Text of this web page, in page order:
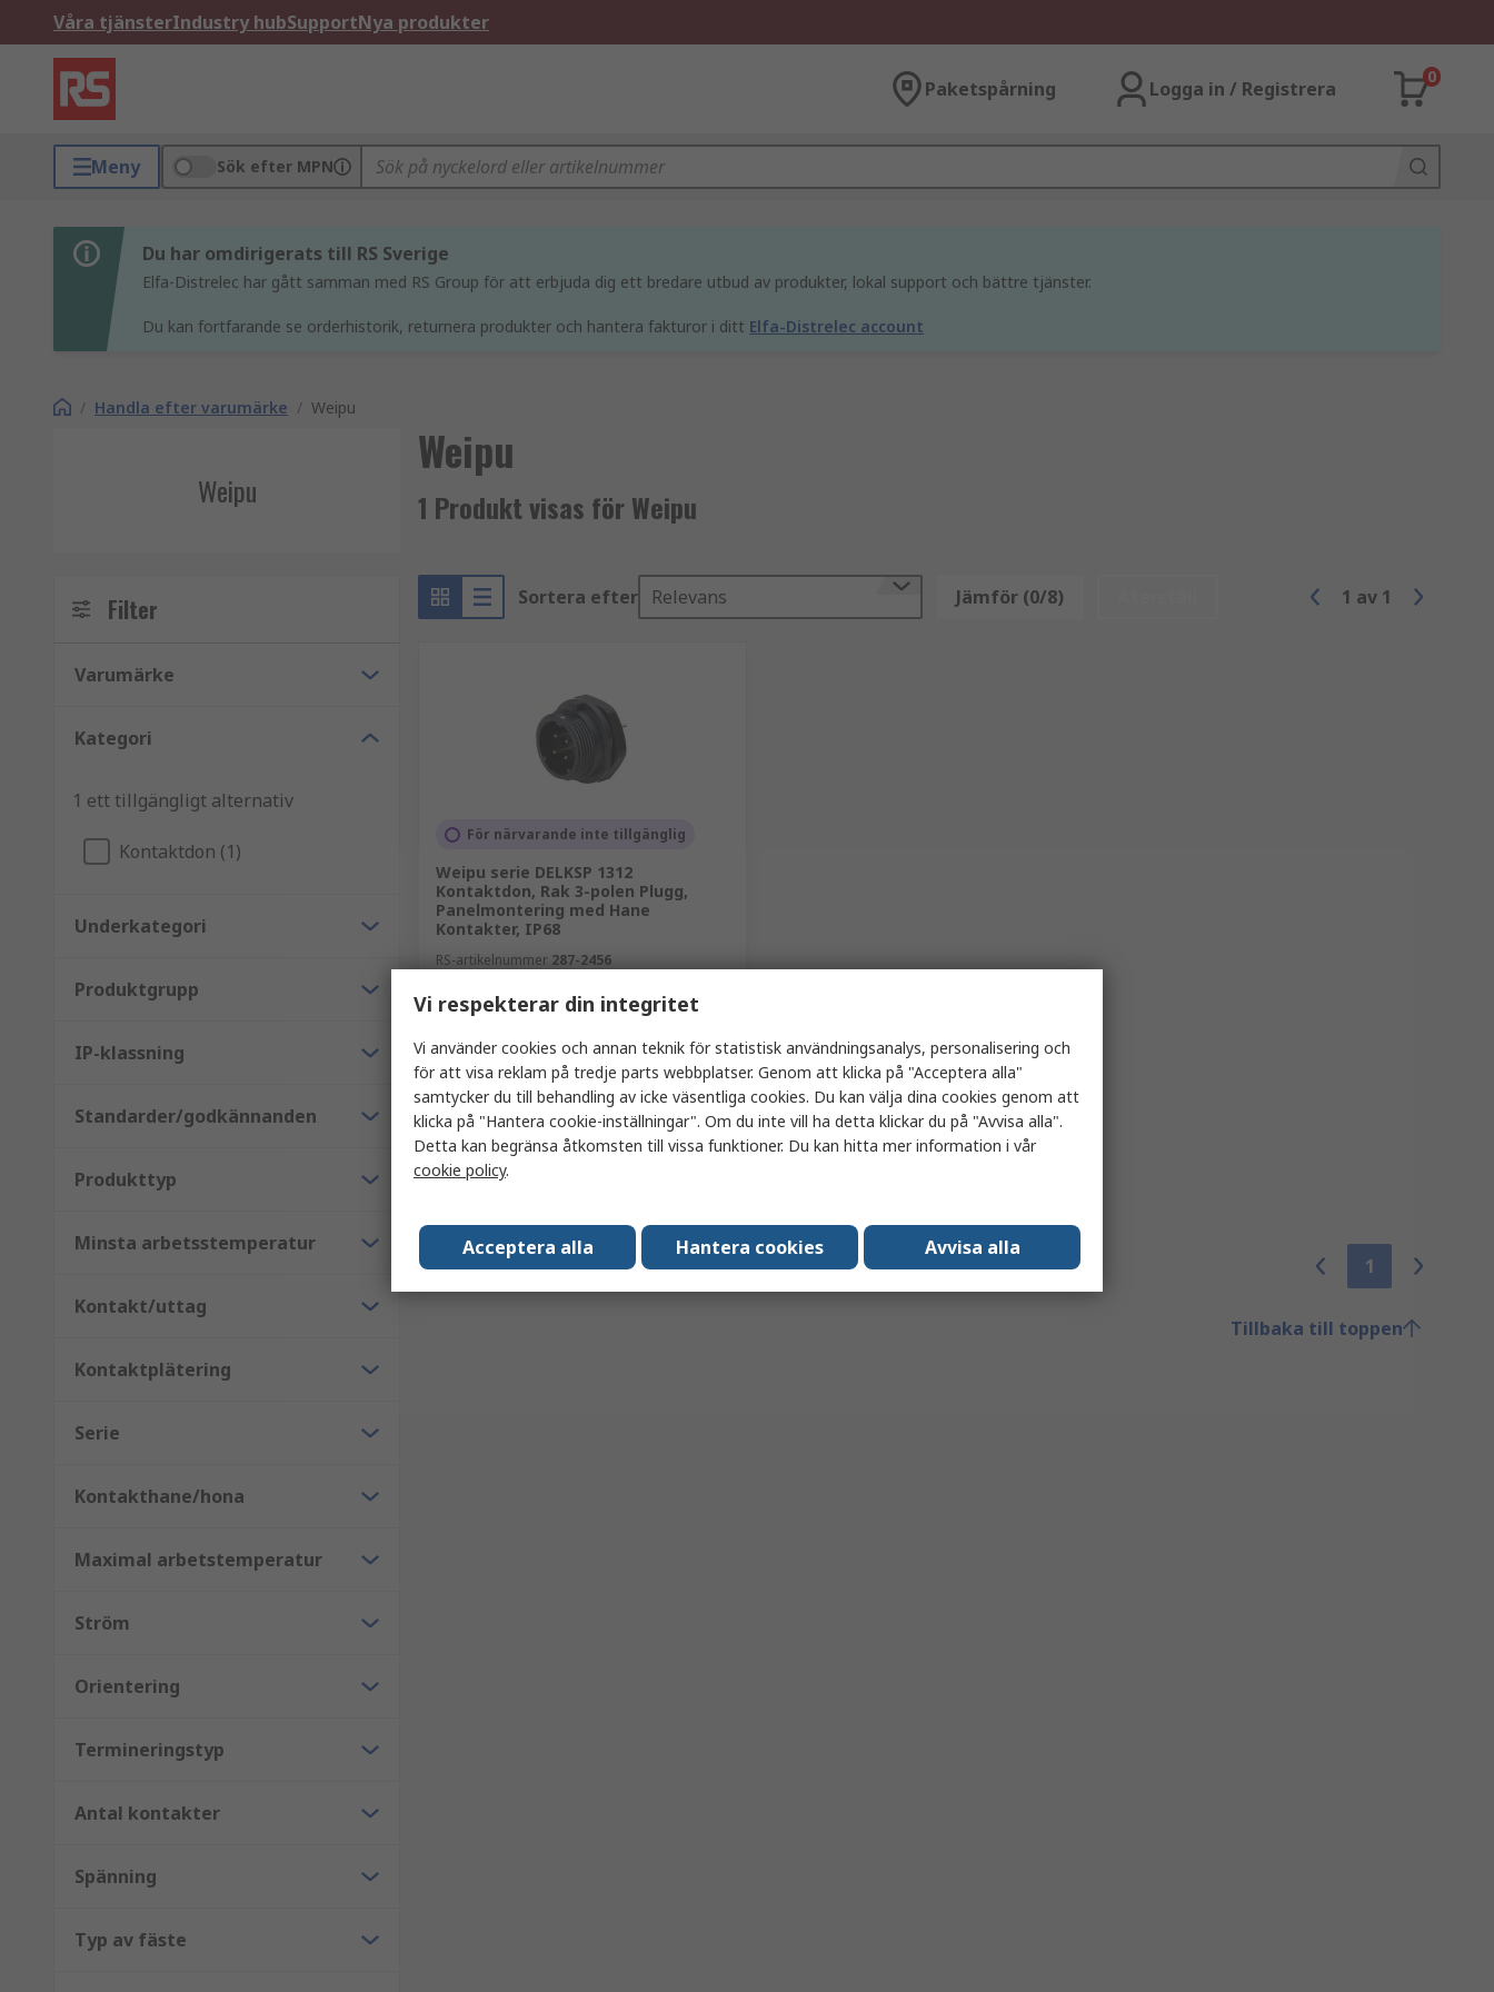
Våra tjänsterIndustry hubSupportNya produkter
Paketspårning Logga in / Registrera
0
Meny Sök efter MPN
Du har omdirigerats till RS Sverige
Elfa-Distrelec har gått samman med RS Group för att erbjuda dig ett bredare utbud av produkter, lokal support och bättre tjänster.
Du kan fortfarande se orderhistorik, returnera produkter och hantera fakturor i ditt Elfa-Distrelec account
/ Handla efter varumärke / Weipu
Weipu
Weipu
1 Produkt visas för Weipu
Filter
Varumärke
Kategori
1 ett tillgängligt alternativ
Kontaktdon (1)
Underkategori
Produktgrupp
IP-klassning
Standarder/godkännanden
Produkttyp
Minsta arbetsstemperatur
Kontakt/uttag
Kontaktplätering
Serie
Kontakthane/hona
Maximal arbetstemperatur
Ström
Orientering
Termineringstyp
Antal kontakter
Spänning
Typ av fäste
Sortera efter Relevans Jämför (0/8) 1 av 1
För närvarande inte tillgänglig
Weipu serie DELKSP 1312
Kontaktdon, Rak 3-polen Plugg,
Panelmontering med Hane
Kontakter, IP68
RS-artikelnummer 287-2456
Antal (1 enhet)
Antal
Lägg i korgen
1
Resultat per sida 20 50 100
Tillbaka till toppen
Vi respekterar din integritet
Vi använder cookies och annan teknik för statistisk användningsanalys, personalisering och
för att visa reklam på tredje parts webbplatser. Genom att klicka på "Acceptera alla"
samtycker du till behandling av icke väsentliga cookies. Du kan välja dina cookies genom att
klicka på "Hantera cookie-inställningar". Om du inte vill ha detta klickar du på "Avvisa alla".
Detta kan begränsa åtkomsten till vissa funktioner. Du kan hitta mer information i vår
cookie policy.
Acceptera alla Hantera cookies Avvisa alla